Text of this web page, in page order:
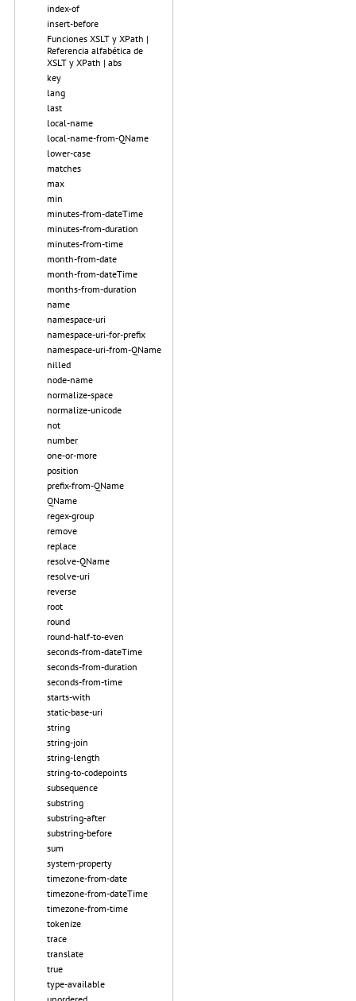
index-of
insert-before
Funciones XSLT y XPath |
Referencia alfabética de
XSLT y XPath | abs
key
lang
last
local-name
local-name-from-QName
lower-case
matches
max
min
minutes-from-dateTime
minutes-from-duration
minutes-from-time
month-from-date
month-from-dateTime
months-from-duration
name
namespace-uri
namespace-uri-for-prefix
namespace-uri-from-QName
nilled
node-name
normalize-space
normalize-unicode
not
number
one-or-more
position
prefix-from-QName
QName
regex-group
remove
replace
resolve-QName
resolve-uri
reverse
root
round
round-half-to-even
seconds-from-dateTime
seconds-from-duration
seconds-from-time
starts-with
static-base-uri
string
string-join
string-length
string-to-codepoints
subsequence
substring
substring-after
substring-before
sum
system-property
timezone-from-date
timezone-from-dateTime
timezone-from-time
tokenize
trace
translate
true
type-available